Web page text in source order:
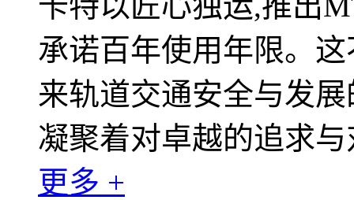
承诺百年使用年限。
来轨道交通安全与发
凝聚着对卓越的追求
更多 +